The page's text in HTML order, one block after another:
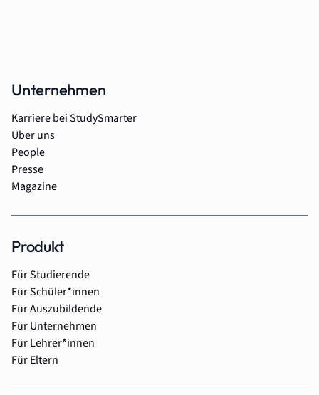
Unternehmen
Karriere bei StudySmarter
Über uns
People
Presse
Magazine
Produkt
Für Studierende
Für Schüler*innen
Für Auszubildende
Für Unternehmen
Für Lehrer*innen
Für Eltern